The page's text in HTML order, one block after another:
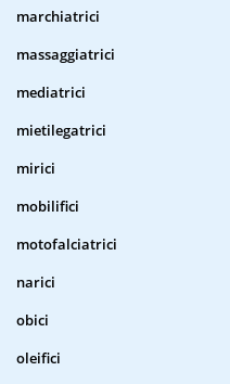
marchiatrici
massaggiatrici
mediatrici
mietilegatrici
mirici
mobilifici
motofalciatrici
narici
obici
oleifici